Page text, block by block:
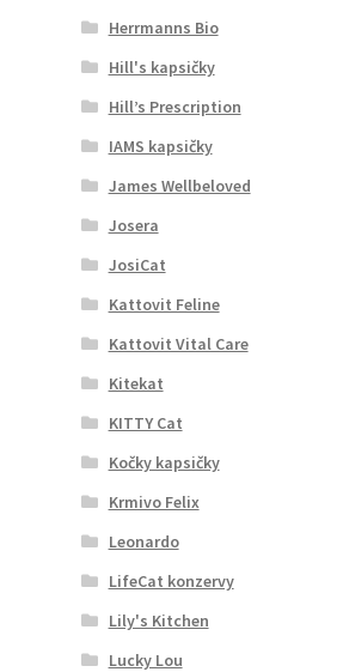
Herrmanns Bio
Hill's kapsičky
Hill’s Prescription
IAMS kapsičky
James Wellbeloved
Josera
JosiCat
Kattovit Feline
Kattovit Vital Care
Kitekat
KITTY Cat
Kočky kapsičky
Krmivo Felix
Leonardo
LifeCat konzervy
Lily's Kitchen
Lucky Lou